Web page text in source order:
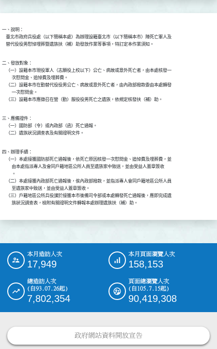
一、說明：
    臺北市政府兵役處（以下簡稱本處）為辦理設籍臺北市（以下簡稱本市）陣死亡軍人及
    替代役役男慰悼埋葬暨遺族扶（補）助發放作業等事項，特訂定本作業須知。
二、發放對象：
    （一）設籍本市現役軍人（志願役上校以下）公亡、病故或意外死亡者，由本處核發一
          次慰問金、追悼費及埋葬費。
    （二）設籍本市在勤替代役役男公亡、病故或意外死亡者，由內政部撥款委由本處轉發
          一次慰問金。
    （三）設籍本市應徵召在營（勤）服役役男死亡之遺族，依規定核發扶（補）助。
三、應備證件：
    （一）國防部（令）或內政部（函）死亡通報。
    （二）遺族狀況調查表及有關證明文件。
四、辦理手續：
    （一）本處接獲國防部死亡通報後，依死亡原因核發一次慰問金、追悼費及埋葬費，並
          由本處指派專人及會同戶籍地區公所人員至遺族家中致送，並由受益人蓋章簽收
          。
    （二）本處接獲內政部死亡通報後，俟內政部撥款，並指派專人會同戶籍地區公所人員
          至遺族家中致送，並由受益人蓋章簽收。
    （三）戶籍地區公所兵役課於接獲本市後備司令部或本處轉發死亡通報後，應即完成遺
          族狀況調查表，檢附有關證明文件轉報本處辦理遺族扶（補）助。
::: 本月造訪人次
17,949
本月頁面瀏覽人次
158,153
總造訪人次
(自93.07.26起)
7,802,354
頁面總瀏覽人次
(自105.7.15起)
90,419,308
政府網站資料開放宣告